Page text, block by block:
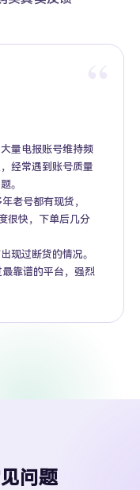
量电报账号维持频
经常遇到账号质量
。
老号都有现货，
很快，下单后几分
现过断货的情况。
靠谱的平台，强烈
推广
投放
号
用户
问题